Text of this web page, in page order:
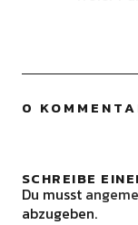
0
SCHREIBE
Du musst
abzugeben.